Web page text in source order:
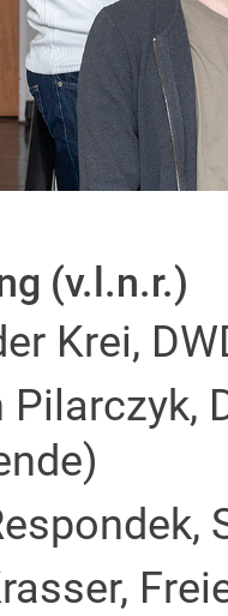
(v.l.n.r.)
Krei,
Pilarczyk,